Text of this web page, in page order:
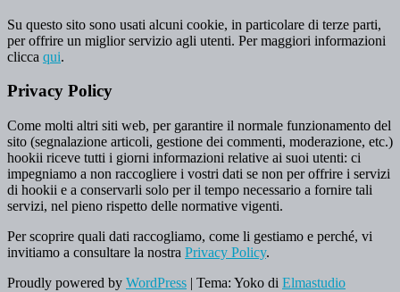
Su questo sito sono usati alcuni cookie, in particolare di terze parti,
per offrire un miglior servizio agli utenti. Per maggiori informazioni
clicca qui.
Privacy Policy
Come molti altri siti web, per garantire il normale funzionamento del
sito (segnalazione articoli, gestione dei commenti, moderazione, etc.)
hookii riceve tutti i giorni informazioni relative ai suoi utenti: ci
impegniamo a non raccogliere i vostri dati se non per offrire i servizi
di hookii e a conservarli solo per il tempo necessario a fornire tali
servizi, nel pieno rispetto delle normative vigenti.
Per scoprire quali dati raccogliamo, come li gestiamo e perché, vi
invitiamo a consultare la nostra Privacy Policy.
Proudly powered by WordPress | Tema: Yoko di Elmastudio